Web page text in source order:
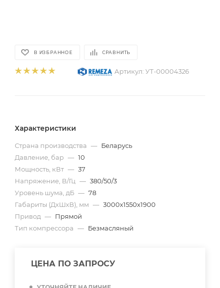
В ИЗБРАННОЕ СРАВНИТЬ
Артикул: УТ-00004326
Характеристики
Страна производства — Беларусь
Давление, бар — 10
Мощность, кВт — 37
Напряжение, В/Гц — 380/50/3
Уровень шума, дБ — 78
Габариты (ДхШхВ), мм — 3000х1550х1900
Привод — Прямой
Тип компрессора — Безмасляный
ЦЕНА ПО ЗАПРОСУ